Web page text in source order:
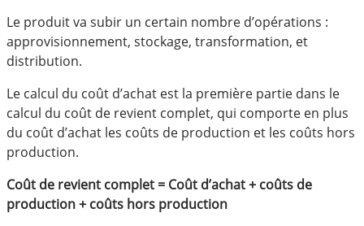
Le produit va subir un certain nombre d’opérations :
approvisionnement, stockage, transformation, et
distribution.
Le calcul du coût d’achat est la première partie dans le
calcul du coût de revient complet, qui comporte en plus
du coût d’achat les coûts de production et les coûts hors
production.
Coût de revient complet = Coût d’achat + coûts de
production + coûts hors production